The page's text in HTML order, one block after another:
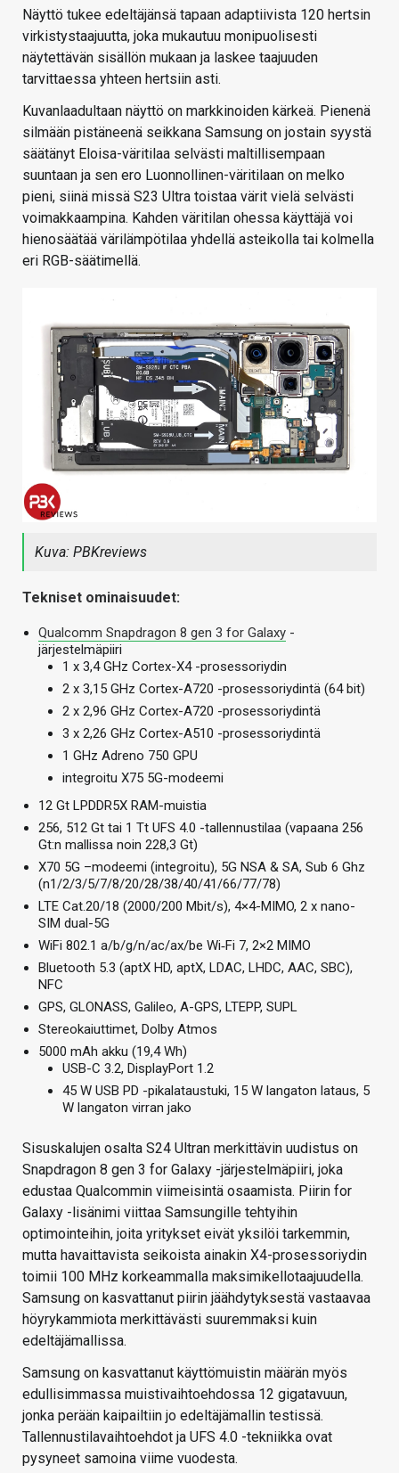
Näyttö tukee edeltäjänsä tapaan adaptiivista 120 hertsin
virkistystaajuutta, joka mukautuu monipuolisesti
näytettävän sisällön mukaan ja laskee taajuuden
tarvittaessa yhteen hertsiin asti.
Kuvanlaadultaan näyttö on markkinoiden kärkeä. Pienenä
silmään pistäneenä seikkana Samsung on jostain syystä
säätänyt Eloisa-väritilaa selvästi maltillisempaan
suuntaan ja sen ero Luonnollinen-väritilaan on melko
pieni, siinä missä S23 Ultra toistaa värit vielä selvästi
voimakkaampina. Kahden väritilan ohessa käyttäjä voi
hienosäätää värilämpötilaa yhdellä asteikolla tai kolmella
eri RGB-säätimellä.
Kuva: PBKreviews
Tekniset ominaisuudet:
Qualcomm Snapdragon 8 gen 3 for Galaxy -
järjestelmäpiiri
1 x 3,4 GHz Cortex-X4 -prosessoriydin
2 x 3,15 GHz Cortex-A720 -prosessoriydintä (64 bit)
2 x 2,96 GHz Cortex-A720 -prosessoriydintä
3 x 2,26 GHz Cortex-A510 -prosessoriydintä
1 GHz Adreno 750 GPU
integroitu X75 5G-modeemi
12 Gt LPDDR5X RAM-muistia
256, 512 Gt tai 1 Tt UFS 4.0 -tallennustilaa (vapaana 256
Gt:n mallissa noin 228,3 Gt)
X70 5G –modeemi (integroitu), 5G NSA & SA, Sub 6 Ghz
(n1/2/3/5/7/8/20/28/38/40/41/66/77/78)
LTE Cat.20/18 (2000/200 Mbit/s), 4×4-MIMO, 2 x nano-
SIM dual-5G
WiFi 802.1 a/b/g/n/ac/ax/be Wi‑Fi 7, 2×2 MIMO
Bluetooth 5.3 (aptX HD, aptX, LDAC, LHDC, AAC, SBC),
NFC
GPS, GLONASS, Galileo, A-GPS, LTEPP, SUPL
Stereokaiuttimet, Dolby Atmos
5000 mAh akku (19,4 Wh)
USB-C 3.2, DisplayPort 1.2
45 W USB PD -pikalataustuki, 15 W langaton lataus, 5
W langaton virran jako
Sisuskalujen osalta S24 Ultran merkittävin uudistus on
Snapdragon 8 gen 3 for Galaxy -järjestelmäpiiri, joka
edustaa Qualcommin viimeisintä osaamista. Piirin for
Galaxy -lisänimi viittaa Samsungille tehtyihin
optimointeihin, joita yritykset eivät yksilöi tarkemmin,
mutta havaittavista seikoista ainakin X4-prosessoriydin
toimii 100 MHz korkeammalla maksimikellotaajuudella.
Samsung on kasvattanut piirin jäähdytyksestä vastaavaa
höyrykammiota merkittävästi suuremmaksi kuin
edeltäjämallissa.
Samsung on kasvattanut käyttömuistin määrän myös
edullisimmassa muistivaihtoehdossa 12 gigatavuun,
jonka perään kaipailtiin jo edeltäjämallin testissä.
Tallennustilavaihtoehdot ja UFS 4.0 -tekniikka ovat
pysyneet samoina viime vuodesta.